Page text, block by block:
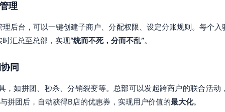
理
后台，可以一键创建子商户、分配权限、设定分账规则。每个
汇总至总部，实现“统而不死，分而不乱”。
同
，如拼团、秒杀、分销裂变等。总部可以发起跨商户的联合活动
拼团后，自动获得B店的优惠券，实现用户价值的最大化。